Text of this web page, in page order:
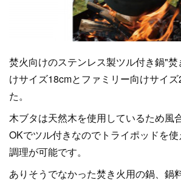
焚火向けのステンレス製ツル付き鍋"
けサイズ18cmとファミリー向けサイ
た。
木ブタは天然木を使用しているため風
OKでツル付きなのでトライポッドを
調理が可能です。
ありそうでなかった焚き火用の鍋、鍋